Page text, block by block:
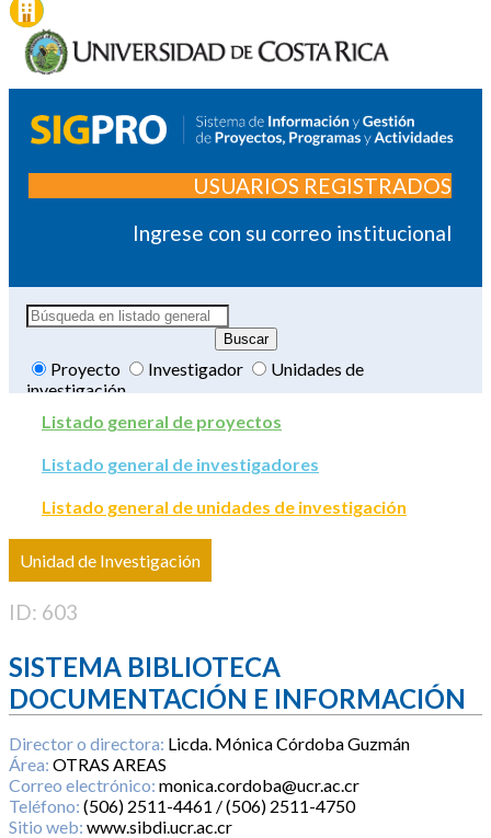
USUARIOS REGISTRADOS
Ingrese con su correo institucional
Proyecto Investigador
Unidades de
investigación
Listado general de proyectos
Listado general de investigadores
Listado general de unidades de investigación
Unidad de Investigación
ID: 603
SISTEMA BIBLIOTECA
DOCUMENTACIÓN E INFORMACIÓN
Director o directora: Licda. Mónica Córdoba Guzmán
Área: OTRAS AREAS
Correo electrónico: monica.cordoba@ucr.ac.cr
Teléfono: (506) 2511-4461 / (506) 2511-4750
Sitio web: www.sibdi.ucr.ac.cr